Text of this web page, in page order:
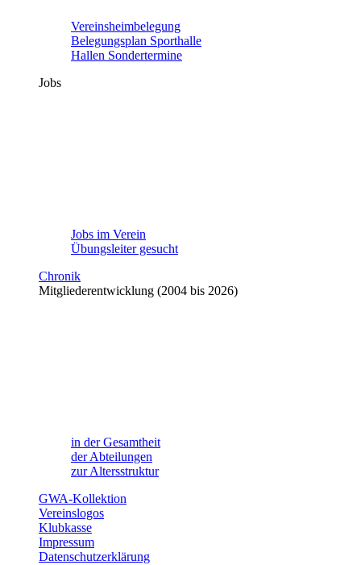
Vereinsheimbelegung
Belegungsplan Sporthalle
Hallen Sondertermine
Jobs
Jobs im Verein
Übungsleiter gesucht
Chronik
Mitgliederentwicklung (2004 bis 2026)
in der Gesamtheit
der Abteilungen
zur Altersstruktur
GWA-Kollektion
Vereinslogos
Klubkasse
Impressum
Datenschutzerklärung